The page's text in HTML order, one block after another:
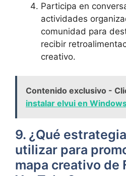
Participa en
actividades
comunidad para
recibir
creativo.
Contenido exclusivo -
instalar elvui en
9. ¿Qué
utilizar para
mapa creativo de